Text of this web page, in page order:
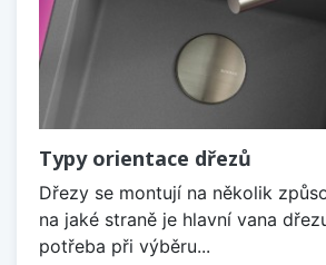
Typy orientace dřezů
Dřezy se montují na několik
na jaké straně je hlavní vana
potřeba při výběru...